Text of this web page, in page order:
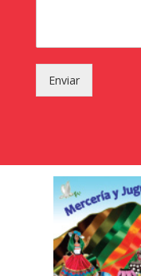
Enviar